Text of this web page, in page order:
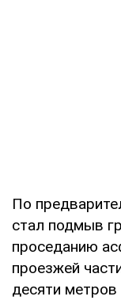
По
стал подмыв
проседанию
проезжей
десяти